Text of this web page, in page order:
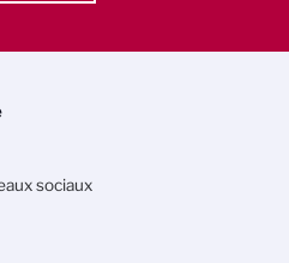
sociaux